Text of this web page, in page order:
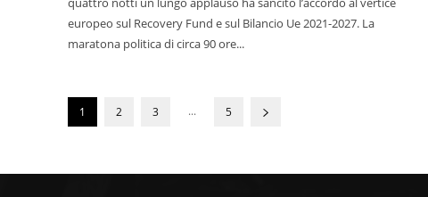
europeo sul Recovery Fund e sul Bilancio Ue 2021-2027. La
maratona politica di circa 90 ore...
1 2 3 ... 5